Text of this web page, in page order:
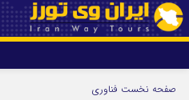
اینستاگرام
صفحه نخست فناوری